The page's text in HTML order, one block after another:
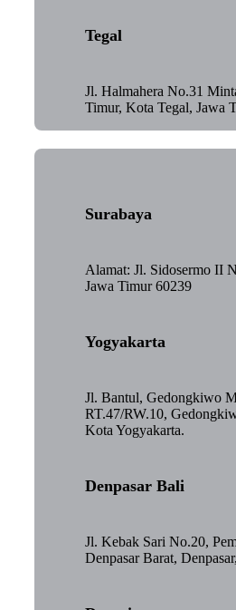
Tegal
Jl. Halmahera No.31
Timur, Kota Tegal, Jawa
Surabaya
Alamat: Jl. Sidosermo II
Jawa Timur 60239
Yogyakarta
Jl. Bantul, Gedongkiwo
RT.47/RW.10,
Kota Yogyakarta.
Denpasar Bali
Jl. Kebak Sari No.20,
Denpasar Barat,